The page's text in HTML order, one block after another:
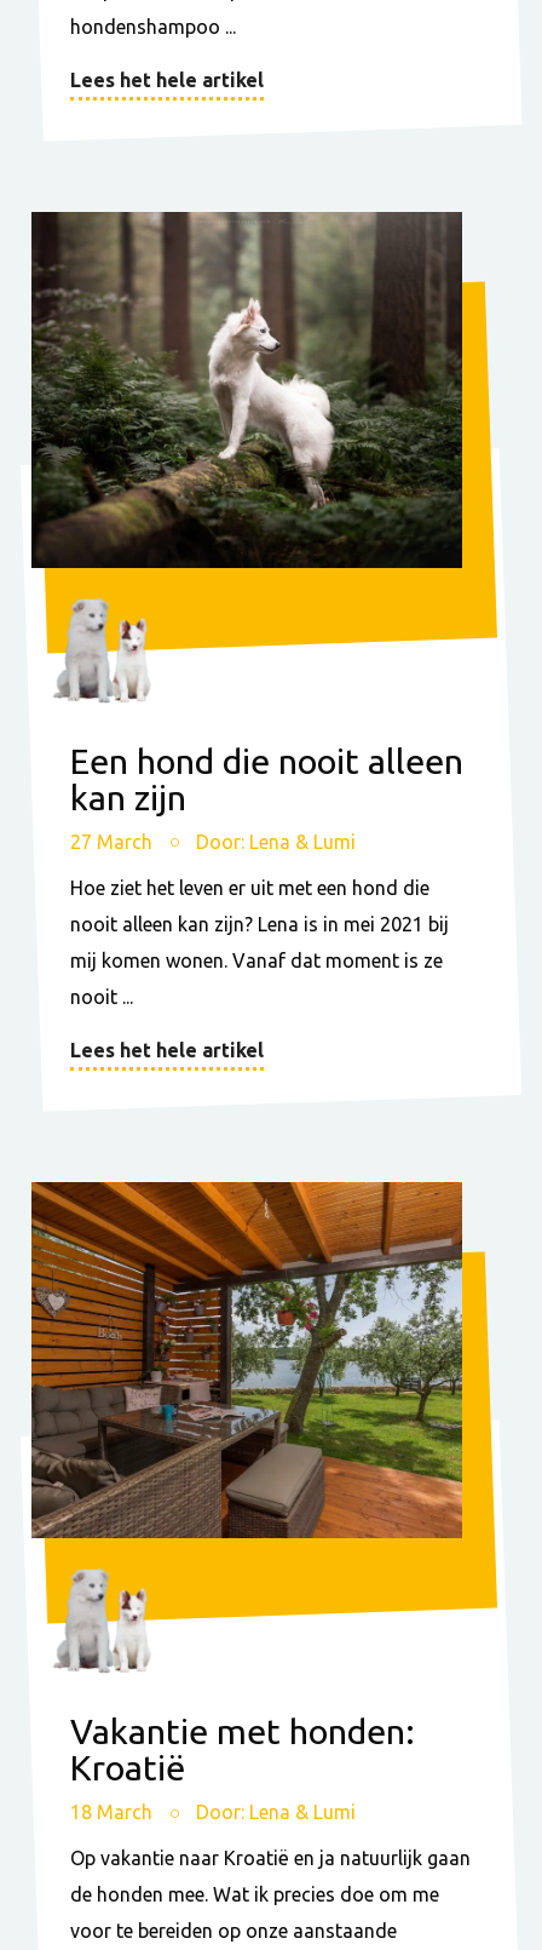
hondenshampoo ...
Lees het hele artikel
Een hond die nooit alleen
kan zijn
27 March Door: Lena & Lumi
Hoe ziet het leven er uit met een hond die
nooit alleen kan zijn? Lena is in mei 2021 bij
mij komen wonen. Vanaf dat moment is ze
nooit ...
Lees het hele artikel
Vakantie met honden:
Kroatië
18 March Door: Lena & Lumi
Op vakantie naar Kroatië en ja natuurlijk gaan
de honden mee. Wat ik precies doe om me
voor te bereiden op onze aanstaande